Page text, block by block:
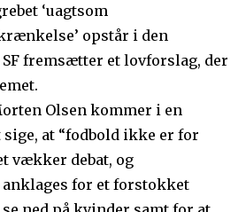
‘uagtsom
opstår i den
fremsætter et lovforslag, der
Olsen kommer i en
at “fodbold ikke er for
vækker debat, og
for et forstokket